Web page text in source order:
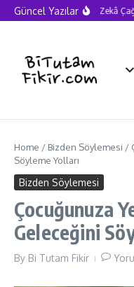
Skip to content
Güncel YazılarYapay Zekâ
Home / Bizden Söylemesi /
Söyleme Yolları
Bizden Söylemesi
Çocuğunuza
Geleceğini
By Bi Tutam Fikir